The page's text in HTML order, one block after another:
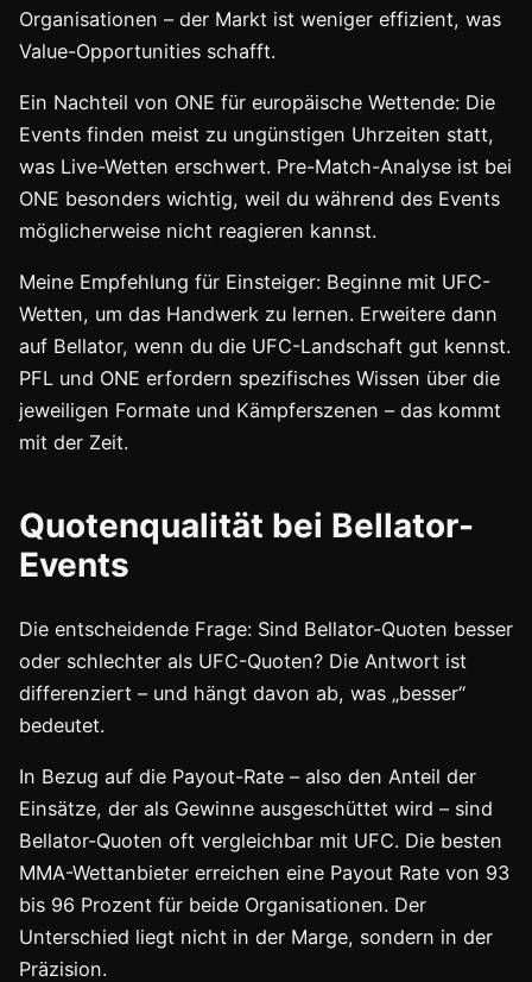
Organisationen – der Markt ist weniger effizient, was
Value-Opportunities schafft.
Ein Nachteil von ONE für europäische Wettende: Die
Events finden meist zu ungünstigen Uhrzeiten statt,
was Live-Wetten erschwert. Pre-Match-Analyse ist bei
ONE besonders wichtig, weil du während des Events
möglicherweise nicht reagieren kannst.
Meine Empfehlung für Einsteiger: Beginne mit UFC-
Wetten, um das Handwerk zu lernen. Erweitere dann
auf Bellator, wenn du die UFC-Landschaft gut kennst.
PFL und ONE erfordern spezifisches Wissen über die
jeweiligen Formate und Kämpferszenen – das kommt
mit der Zeit.
Quotenqualität bei Bellator-
Events
Die entscheidende Frage: Sind Bellator-Quoten besser
oder schlechter als UFC-Quoten? Die Antwort ist
differenziert – und hängt davon ab, was „besser“
bedeutet.
In Bezug auf die Payout-Rate – also den Anteil der
Einsätze, der als Gewinne ausgeschüttet wird – sind
Bellator-Quoten oft vergleichbar mit UFC. Die besten
MMA-Wettanbieter erreichen eine Payout Rate von 93
bis 96 Prozent für beide Organisationen. Der
Unterschied liegt nicht in der Marge, sondern in der
Präzision.